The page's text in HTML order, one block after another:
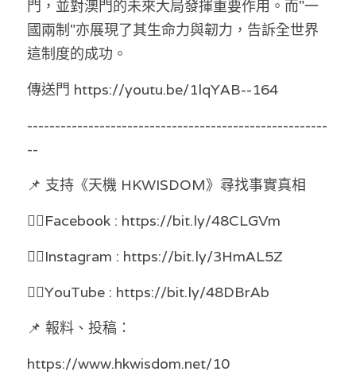
趙處機專欄
KOL 精選
陳貴春大律師專欄
陳子遷律師專欄
羅浚軒專欄
溫志倫專欄
汪明欣專欄
張美雄專欄
門，並對澳門的未來大局發揮重要作用。而"一
國兩制"亦展現了其生命力與韌力，告訴全世界
這制度的成功。
傳送門 https://youtu.be/1lqYAB--164
------------------------------------------------------
--
📌 支持《天機 HKWISDOM》尋找事實真相
👉🏻Facebook : https://bit.ly/48CLGVm
👉🏻Instagram : https://bit.ly/3HmAL5Z
👉🏻YouTube : https://bit.ly/48DBrAb
📌 報料、投稿：
https://www.hkwisdom.net/10